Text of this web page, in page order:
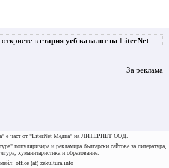
в стария уеб каталог на LiterNet
За реклама
е част от "LiterNet Медиа" на ЛИТЕРНЕТ ООД.
популяризира и рекламира български сайтове за литература,
хуманитаристика и образование.
office (at) zakultura.info